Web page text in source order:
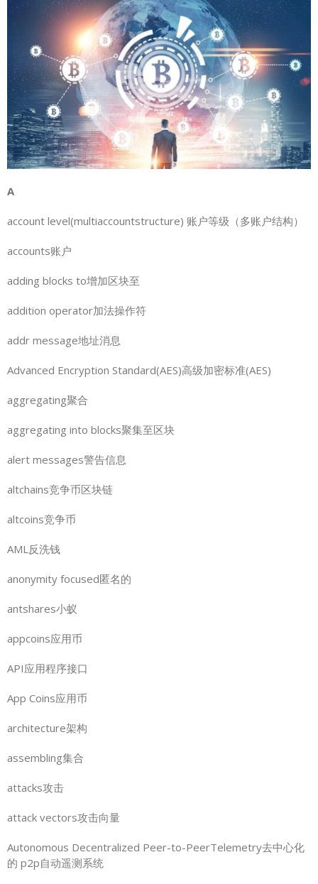
A
account level(multiaccountstructure) 账户等级（多账户结构）
accounts账户
adding blocks to增加区块至
addition operator加法操作符
addr message地址消息
Advanced Encryption Standard(AES)高级加密标准(AES)
aggregating聚合
aggregating into blocks聚集至区块
alert messages警告信息
altchains竞争币区块链
altcoins竞争币
AML反洗钱
anonymity focused匿名的
antshares小蚁
appcoins应用币
API应用程序接口
App Coins应用币
architecture架构
assembling集合
attacks攻击
attack vectors攻击向量
Autonomous Decentralized Peer-to-PeerTelemetry去中心化
的 p2p自动遥测系统